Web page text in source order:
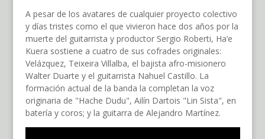
A pesar de los avatares de cualquier proyecto colectivo
y días tristes como el que vivieron hace dos años por la
muerte del guitarrista y productor Sergio Roberti, Ha’e
Kuera sostiene a cuatro de sus cofrades originales:
Velázquez, Teixeira Villalba, el bajista afro-misionero
Walter Duarte y el guitarrista Nahuel Castillo. La
formación actual de la banda la completan la voz
originaria de "Hache Dudu", Ailín Dartois "Lin Sista", en
batería y coros; y la guitarra de Alejandro Martínez.